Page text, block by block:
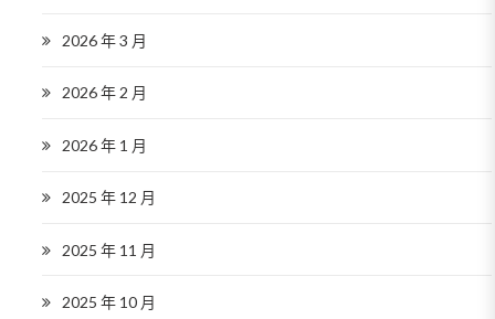
2026 年 3 月
2026 年 2 月
2026 年 1 月
2025 年 12 月
2025 年 11 月
2025 年 10 月